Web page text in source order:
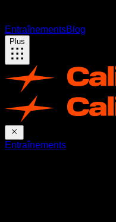
EntraînementsBlog
Plus
Entraînements